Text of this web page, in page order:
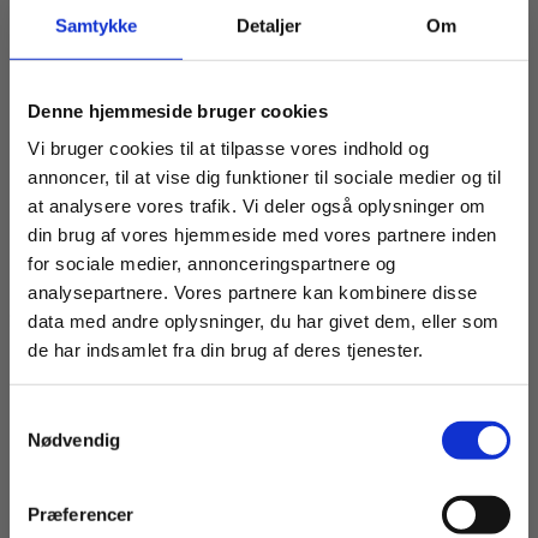
Samtykke Detaljer Om
Denne hjemmeside bruger cookies
Vi bruger cookies til at tilpasse vores indhold og
annoncer, til at vise dig funktioner til sociale medier og til
at analysere vores trafik. Vi deler også oplysninger om
din brug af vores hjemmeside med vores partnere inden
for sociale medier, annonceringspartnere og
analysepartnere. Vores partnere kan kombinere disse
data med andre oplysninger, du har givet dem, eller som
de har indsamlet fra din brug af deres tjenester.
Nødvendig
Præferencer
CLOTHING
i
denim
-
Dark
Blue
Carmen
Length
30
CLOTHING
i
denim
Dark
Blue
Carmen
Length
30
Lækre jeans med let strækbarhed, og vi anbefaler
at købe i den størrelse man normalt bruger. Vi har
måleskema på jeans ved at gå ind under
"Størrelsesguide" -> STUDIO CLOTHING JEANS.
Bukserne vil udvide sig med 5% +/-
Længden på bukserne er målt fra indersiden af
30" = 76 cm
Føler du dig heldig idag?
Fri fragt
-15% Rabat
-5% Rabat
Fri fragt
-5% Rabat
Fri fragt
-10% Off
-5% Rabat